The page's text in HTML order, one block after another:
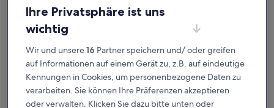
Verdiene Prämien für jede
wahrgenommene Übernachtung
Mehr sparen mit Preisen für Mitglieder
Ihre Privatsphäre ist uns
wichtig
Wir und unsere16 Partner speichern und/ oder greifen
auf Informationen auf einem Gerät zu, z.B. auf eindeutige
Kennungen in Cookies, um personenbezogene Daten zu
verarbeiten. Sie können Ihre Präferenzen akzeptieren
oder verwalten. Klicken Sie dazu bitte unten oder